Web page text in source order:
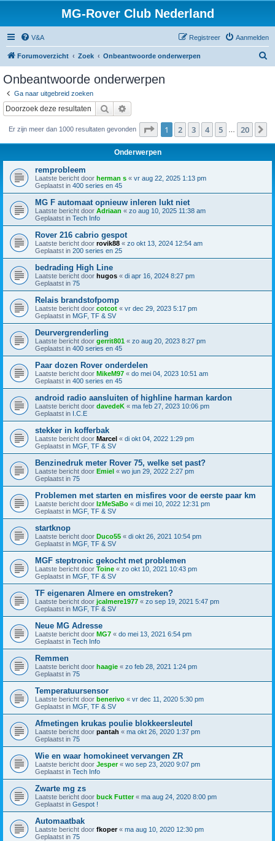
MG-Rover Club Nederland
V&A Aanmelden
Registreer
Forumoverzicht Zoek Onbeantwoorde onderwerpen
Onbeantwoorde onderwerpen
Ga naar uitgebreid zoeken
Zoek
Er zijn meer dan 1000 resultaten gevonden Pagina van 20
1 2 3 4 5 20
Onderwerpen
remprobleem
Laatste bericht door herman s « vr aug 22, 2025 1:13 pm
Geplaatst in 400 series en 45
MG F automaat opnieuw inleren lukt niet
Laatste bericht door Adriaan « zo aug 10, 2025 11:38 am
Geplaatst in Tech Info
Rover 216 cabrio gespot
Laatste bericht door rovik88 « zo okt 13, 2024 12:54 am
Geplaatst in 200 series en 25
bedrading High Line
Laatste bericht door hugos « di apr 16, 2024 8:27 pm
Geplaatst in 75
Relais brandstofpomp
Laatste bericht door cotcot « vr dec 29, 2023 5:17 pm
Geplaatst in MGF, TF & SV
Deurvergrenderling
Laatste bericht door gerrit801 « zo aug 20, 2023 8:27 pm
Geplaatst in 400 series en 45
Paar dozen Rover onderdelen
Laatste bericht door MikeM97 « do mei 04, 2023 10:51 am
Geplaatst in 400 series en 45
android radio aansluiten of highline harman kardon
Laatste bericht door davedeK « ma feb 27, 2023 10:06 pm
Geplaatst in I.C.E
stekker in kofferbak
Laatste bericht door Marcel « di okt 04, 2022 1:29 pm
Geplaatst in MGF, TF & SV
Benzinedruk meter Rover 75, welke set past?
Laatste bericht door Emiel « wo jun 29, 2022 2:27 pm
Geplaatst in 75
Problemen met starten en misfires voor de eerste paar km
Laatste bericht door IzMeSaBo « di mei 10, 2022 12:31 pm
Geplaatst in MGF, TF & SV
startknop
Laatste bericht door Duco55 « di okt 26, 2021 10:54 pm
Geplaatst in MGF, TF & SV
MGF steptronic gekocht met problemen
Laatste bericht door Toine « zo okt 10, 2021 10:43 pm
Geplaatst in MGF, TF & SV
TF eigenaren Almere en omstreken?
Laatste bericht door jcalmere1977 « zo sep 19, 2021 5:47 pm
Geplaatst in MGF, TF & SV
Neue MG Adresse
Laatste bericht door MG7 « do mei 13, 2021 6:54 pm
Geplaatst in Tech Info
Remmen
Laatste bericht door haagie « zo feb 28, 2021 1:24 pm
Geplaatst in 75
Temperatuursensor
Laatste bericht door benerivo « vr dec 11, 2020 5:30 pm
Geplaatst in MGF, TF & SV
Afmetingen krukas poulie blokkeersleutel
Laatste bericht door pantah « ma okt 26, 2020 1:37 pm
Geplaatst in 75
Wie en waar homokineet vervangen ZR
Laatste bericht door Jesper« wo sep 23, 2020 9:07 pm
Geplaatst in Tech Info
Zwarte mg zs
Laatste bericht door buck Futter« ma aug 24, 2020 8:00 pm
Geplaatst in Gespot !
Automaatbak
Laatste bericht door fkoper« ma aug 10, 2020 12:30 pm
Geplaatst in 75